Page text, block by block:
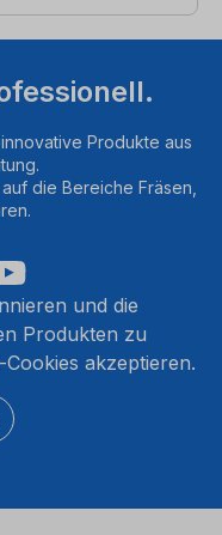
Produkte aus
die Bereiche Fräsen,
und die
Produkten zu
akzeptieren.